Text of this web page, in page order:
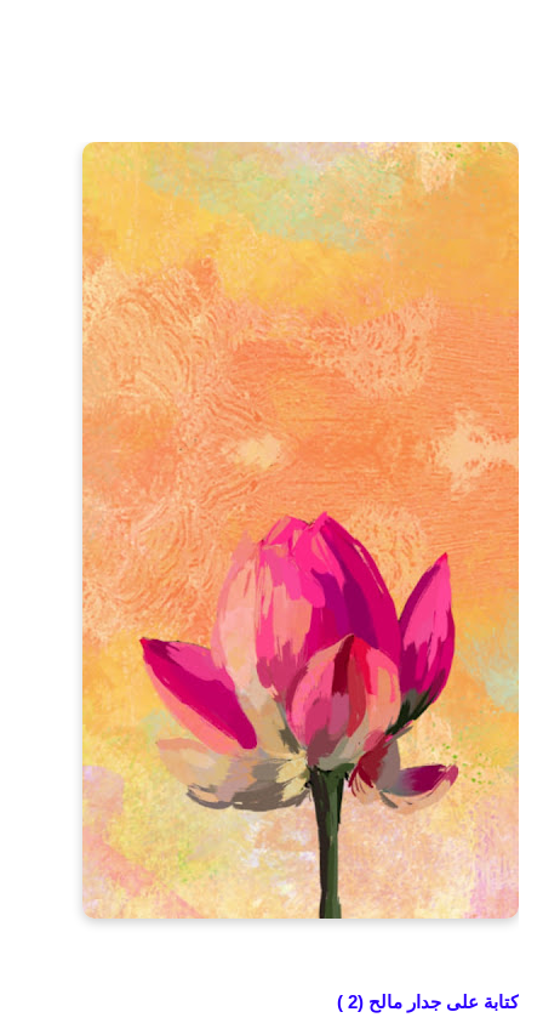
كتابة على جدار مالح (2 )